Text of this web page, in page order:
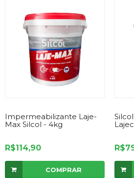
Impermeabilizante Laje-
Max Silcol - 4kg
R$114,90
COMPRAR